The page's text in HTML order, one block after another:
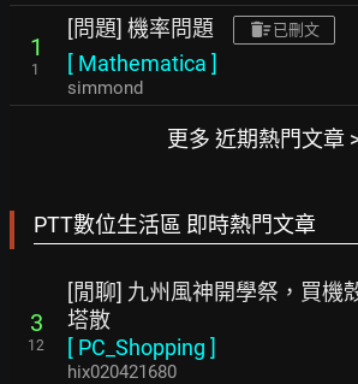
1
1
[問題] 機率問題 已刪文
[ Mathematica ]
simmond
更多 近期熱門文章
PTT數位生活區 即時熱門文章
3
12
[閒聊] 九州風神開學祭，買機
塔散
[ PC_Shopping ]
hix020421680